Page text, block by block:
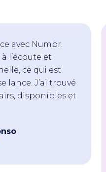
avec Numbr.
l’écoute et
ce qui est
lance. J’ai trouvé
disponibles et